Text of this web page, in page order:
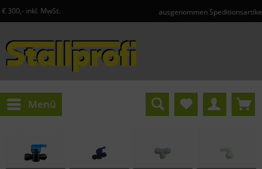
MwSt. ausgenommen Speditionsartikel und
Menü